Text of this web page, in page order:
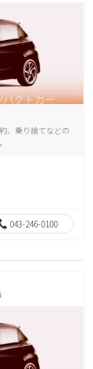
、乗り捨てなどの
043-246-0100